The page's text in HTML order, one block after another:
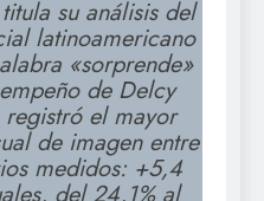
su análisis del
latinoamericano
«sorprende»
de Delcy
el mayor
de imagen entre
medidos: +5,4